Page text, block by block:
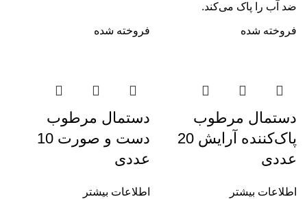
ضد آب را پاک می‌­کند.
فروخته شده
دستمال مرطوب
پاک‌کننده آرایش 20
عددی
اطلاعات بیشتر
فروخته شده
دستمال مرطوب
دست و صورت 10
عددی
اطلاعات بیشتر